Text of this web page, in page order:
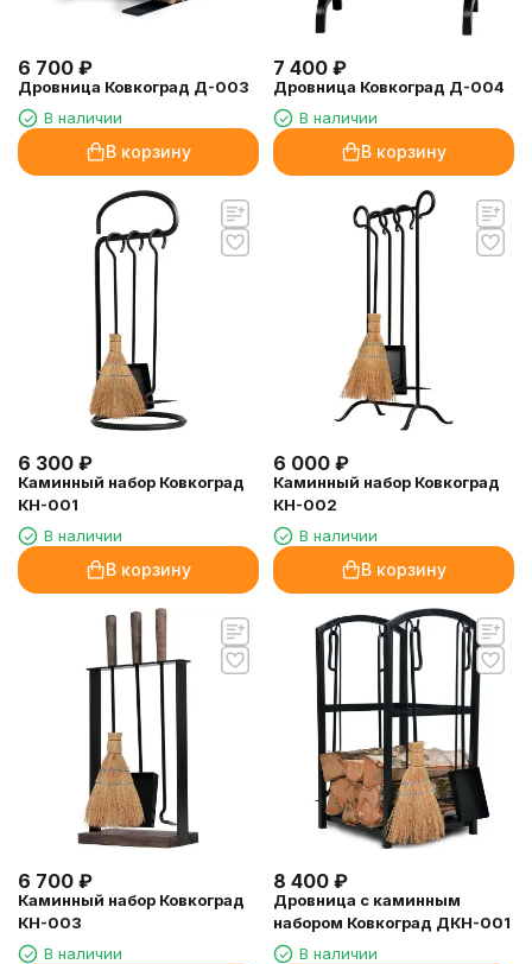
6 700 ₽
Дровница Ковкоград Д-003
В наличии
В корзину
7 400 ₽
Дровница Ковкоград Д-004
В наличии
В корзину
6 300 ₽
Каминный набор Ковкоград
КН-001
В наличии
В корзину
6 000 ₽
Каминный набор Ковкоград
КН-002
В наличии
В корзину
6 700 ₽
Каминный набор Ковкоград
КН-003
В наличии
8 400 ₽
Дровница с каминным
набором Ковкоград ДКН-001
В наличии